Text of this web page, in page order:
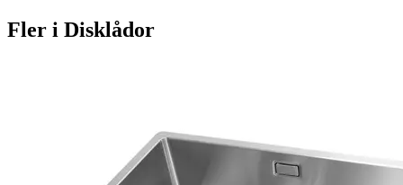
Fler i Disklådor